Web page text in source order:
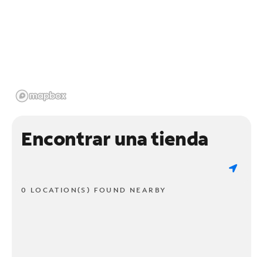
Encontrar una tienda
0 LOCATION(S) FOUND NEARBY